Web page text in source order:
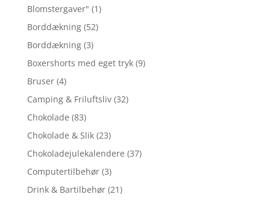
Blomstergaver" (1)
Borddækning (52)
Borddækning (3)
Boxershorts med eget tryk (9)
Bruser (4)
Camping & Friluftsliv (32)
Chokolade (83)
Chokolade & Slik (23)
Chokoladejulekalendere (37)
Computertilbehør (3)
Drink & Bartilbehør (21)